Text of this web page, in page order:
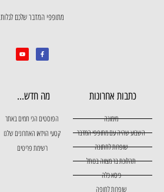
מתופפי המדבר שלכם לגלות
כתבות אחרונות
מימונה
השבוע שהיה עם מתופפי המדבר
שופרות לחתונה
תהלוכת בר מצווה בכותל
כיסא כלה
שופרות לחופה
מה חדש...
הפוסטים הכי חמים באתר
קטעי הוידאו האחרונים שלנו
רשימת פריטים